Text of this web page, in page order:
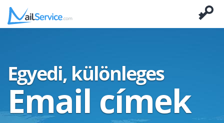
Egyedi, különleges
Email címek